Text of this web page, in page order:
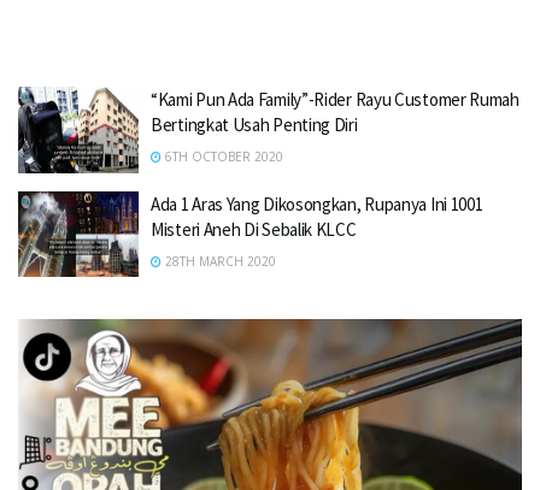
“Kami Pun Ada Family”-Rider Rayu Customer Rumah
Bertingkat Usah Penting Diri
6TH OCTOBER 2020
Ada 1 Aras Yang Dikosongkan, Rupanya Ini 1001
Misteri Aneh Di Sebalik KLCC
28TH MARCH 2020